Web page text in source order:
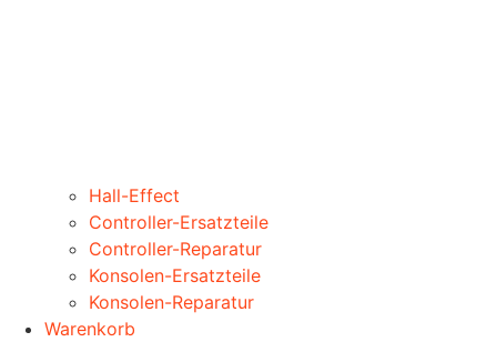
Hall-Effect
Controller-Ersatzteile
Controller-Reparatur
Konsolen-Ersatzteile
Konsolen-Reparatur
Warenkorb